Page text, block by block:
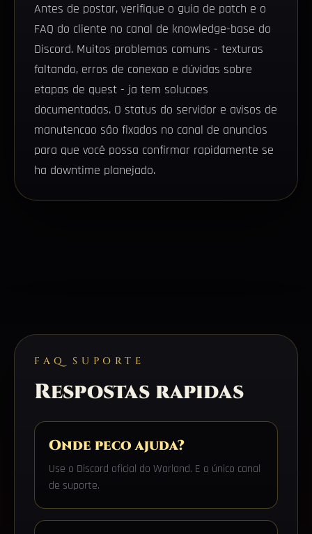
Antes de postar, verifique o guia de patch e o
FAQ do cliente no canal de knowledge-base do
Discord. Muitos problemas comuns - texturas
faltando, erros de conexao e dúvidas sobre
etapas de quest - ja tem solucoes
documentadas. O status do servidor e avisos de
manutencao são fixados no canal de anuncios
para que você possa confirmar rapidamente se
ha downtime planejado.
FAQ SUPORTE
Respostas rapidas
Onde peco ajuda?
Use o Discord oficial do Warland. E o único canal
de suporte.